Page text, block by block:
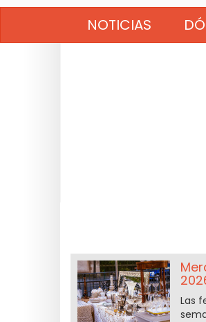
NOTICIAS
Las